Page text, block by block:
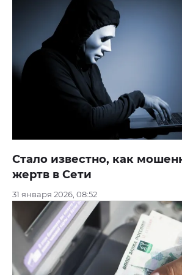
Стало известно, как
жертв в Сети
31 января 2026, 08:52